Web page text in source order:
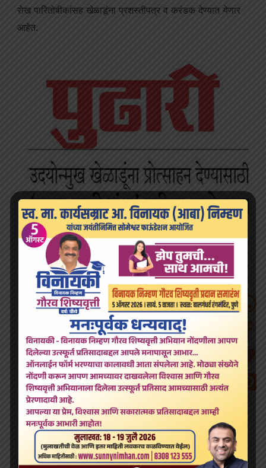
रोख पारितोषीकांसह खेळाडूंना प्रशस्तीपत्र व करंडक देण्यात येणार
आहेत.